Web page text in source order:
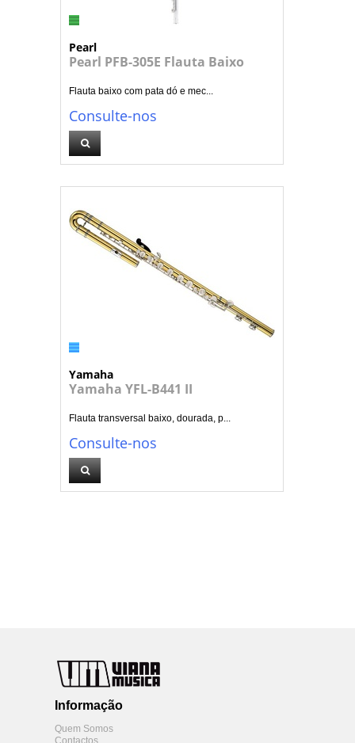
Pearl
Pearl PFB-305E Flauta Baixo
Flauta baixo com pata dó e mec...
Consulte-nos
Yamaha
Yamaha YFL-B441 II
Flauta transversal baixo, dourada, p...
Consulte-nos
Informação
Quem Somos
Contactos